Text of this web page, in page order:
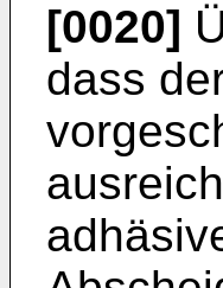
[0020]
dass